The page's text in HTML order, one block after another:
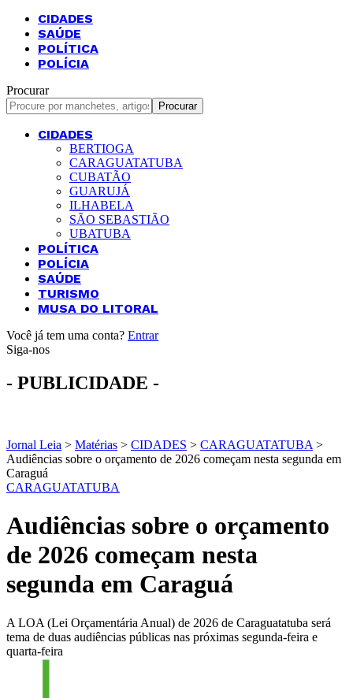
CIDADES
SAÚDE
POLÍTICA
POLÍCIA
Procurar
CIDADES
BERTIOGA
CARAGUATATUBA
CUBATÃO
GUARUJÁ
ILHABELA
SÃO SEBASTIÃO
UBATUBA
POLÍTICA
POLÍCIA
SAÚDE
TURISMO
MUSA DO LITORAL
Você já tem uma conta? Entrar
Siga-nos
- PUBLICIDADE -
Jornal Leia > Matérias > CIDADES > CARAGUATATUBA >
Audiências sobre o orçamento de 2026 começam nesta segunda em
Caraguá
CARAGUATATUBA
Audiências sobre o orçamento
de 2026 começam nesta
segunda em Caraguá
A LOA (Lei Orçamentária Anual) de 2026 de Caraguatatuba será
tema de duas audiências públicas nas próximas segunda-feira e
quarta-feira